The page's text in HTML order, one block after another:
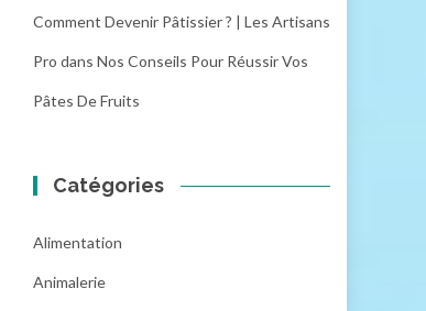
Comment Devenir Pâtissier ? | Les Artisans
Pro dans Nos Conseils Pour Réussir Vos
Pâtes De Fruits
Catégories
Alimentation
Animalerie